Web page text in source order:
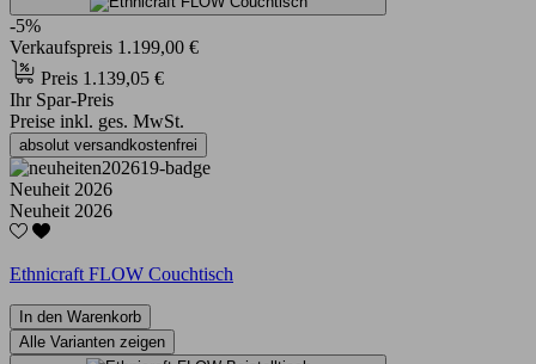
-5%
Verkaufspreis 1.199,00 €
Preis 1.139,05 €
Ihr Spar-Preis
Preise inkl. ges. MwSt.
absolut versandkostenfrei
Neuheit 2026
Neuheit 2026
Ethnicraft FLOW Couchtisch
In den Warenkorb
Alle Varianten zeigen